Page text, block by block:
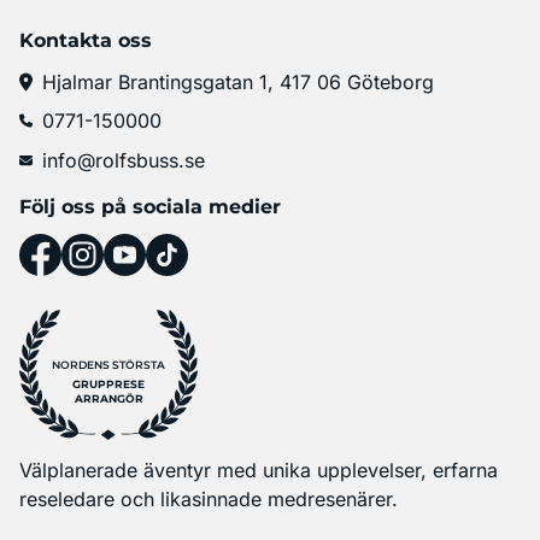
Kontakta oss
Hjalmar Brantingsgatan 1, 417 06 Göteborg
0771-150000
info@rolfsbuss.se
Följ oss på sociala medier
NORDENS STÖRSTA
GRUPPRESE
ARRANGÖR
Välplanerade äventyr med unika upplevelser, erfarna
reseledare och likasinnade medresenärer.